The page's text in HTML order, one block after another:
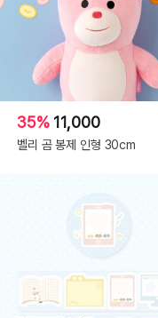
35% 11,000
벨리 곰 봉제 인형 30cm